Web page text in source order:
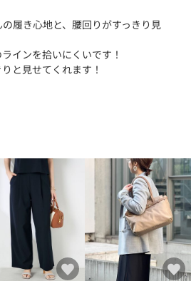
履き心地と、腰回りがすっきり見
インを拾いにくいです！
と見せてくれます！